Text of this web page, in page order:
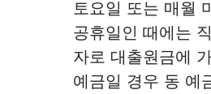
토요일 또는 매월
공휴일인 때에는
자로 대출원금에
예금일 경우 동 예